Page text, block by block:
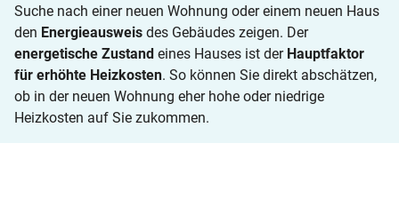
Suche nach einer neuen Wohnung oder einem neuen Haus
den Energieausweis des Gebäudes zeigen. Der
energetische Zustand eines Hauses ist der Hauptfaktor
für erhöhte Heizkosten. So können Sie direkt abschätzen,
ob in der neuen Wohnung eher hohe oder niedrige
Heizkosten auf Sie zukommen.